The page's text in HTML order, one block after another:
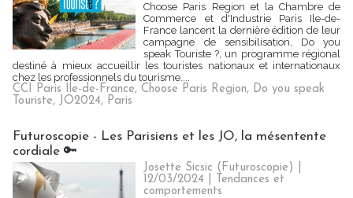
Choose Paris Region et la Chambre de
Commerce et d'Industrie Paris Ile-de-
France lancent la dernière édition de leur
campagne de sensibilisation, Do you
speak Touriste ?, un programme régional
destiné à mieux accueillir les touristes nationaux et internationaux
chez les professionnels du tourisme....
CCI Paris Ile-de-France, Choose Paris Region, Do you speak
Touriste, JO2024, Paris
Futuroscopie - Les Parisiens et les JO, la mésentente
cordiale 🔑
Josette Sicsic (Futuroscopie)
12/03/2024
Tendances et
comportements